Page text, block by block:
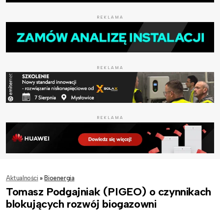
REKLAMA
REKLAMA
REKLAMA
Aktualności » Bioenergia
Tomasz Podgajniak (PIGEO) o czynnikach
blokujących rozwój biogazowni